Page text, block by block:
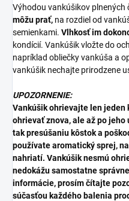
Výhodou vankúšikov plnených
môžu prať, na rozdiel od
semienkami. Vlhkosť im
kondícií. Vankúšik vložte do
napríklad obliečky vankúša a
vankúšik nechajte prirodzene
UPOZORNENIE:
Vankúšik ohrievajte len jeden
ohrievať znova, ale až po
tak presúšaniu kôstok a
používate aromatický sprej,
nahriatí. Vankúšik nesmú
nedokážu samostatne
informácie, prosím čítajte
súčasťou každého balenia